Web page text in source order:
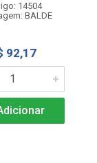
14504
BALDE
92,17